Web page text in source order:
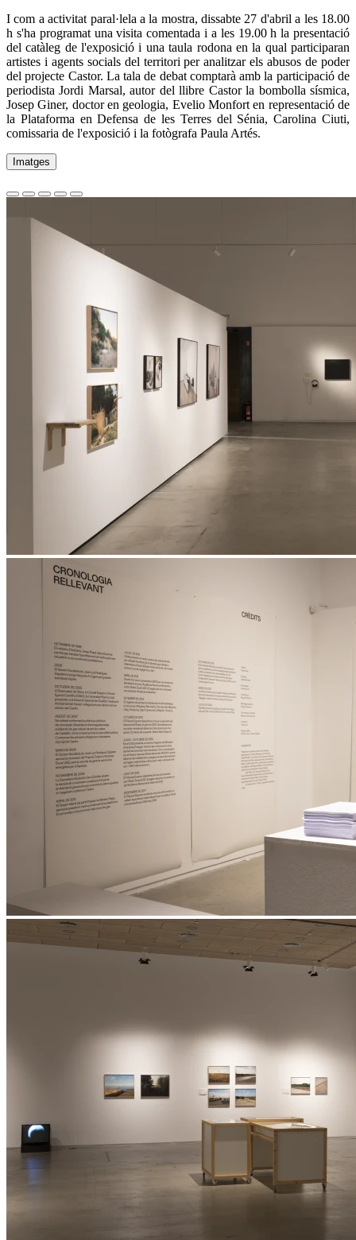
I com a activitat paral·lela a la mostra, dissabte 27 d'abril a les 18.00
h s'ha programat una visita comentada i a les 19.00 h la presentació
del catàleg de l'exposició i una taula rodona en la qual participaran
artistes i agents socials del territori per analitzar els abusos de poder
del projecte Castor. La tala de debat comptarà amb la participació de
periodista Jordi Marsal, autor del llibre Castor la bombolla sísmica,
Josep Giner, doctor en geologia, Evelio Monfort en representació de
la Plataforma en Defensa de les Terres del Sénia, Carolina Ciuti,
comissaria de l'exposició i la fotògrafa Paula Artés.
Imatges